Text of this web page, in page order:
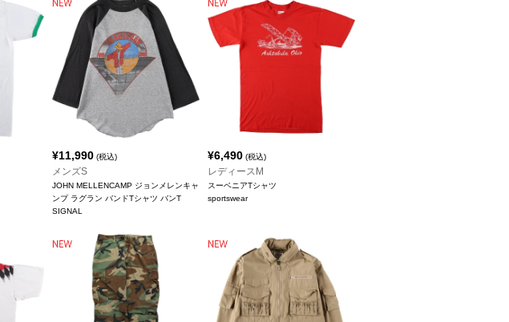
¥11,990 (税込)
メンズS
JOHN MELLENCAMP ジョンメレンキャ
ンプ ラグラン バンドTシャツ バンT
SIGNAL
¥6,490 (税込)
レディースM
スーベニアTシャツ
sportswear